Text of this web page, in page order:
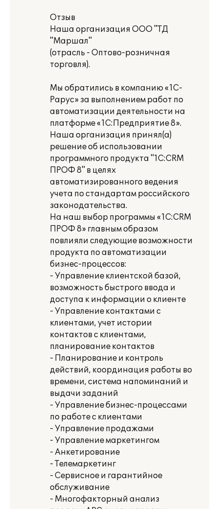
Отзыв
Наша организация ООО "ТД
"Маршал"
(отрасль - Оптово-розничная
торговля).
Мы обратились в компанию «1С-
Рарус» за выполнением работ по
автоматизации деятельности на
платформе «1С:Предприятие 8».
Наша организация принял(а)
решение об использовании
программного продукта "1С:CRM
ПРОФ 8" в целях
автоматизированного ведения
учета по стандартам российского
законодательства.
На наш выбор программы «1С:CRM
ПРОФ 8» главным образом
повлияли следующие возможности
продукта по автоматизации
бизнес-процессов:
- Управление клиентской базой,
возможность быстрого ввода и
доступа к информации о клиенте
- Управление контактами с
клиентами, учет истории
контактов с клиентами,
планирование контактов
- Планирование и контроль
действий, координация работы во
времени, система напоминаний и
выдачи заданий
- Управление бизнес-процессами
по работе с клиентами
- Управление продажами
- Управление маркетингом
- Анкетирование
- Телемаркетинг
- Сервисное и гарантийное
обслуживание
- Многофакторный анализ